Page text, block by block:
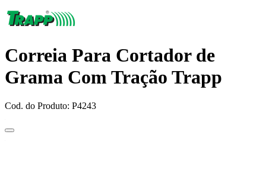
Correia Para Cortador de
Grama Com Tração Trapp
Cod. do Produto: P4243